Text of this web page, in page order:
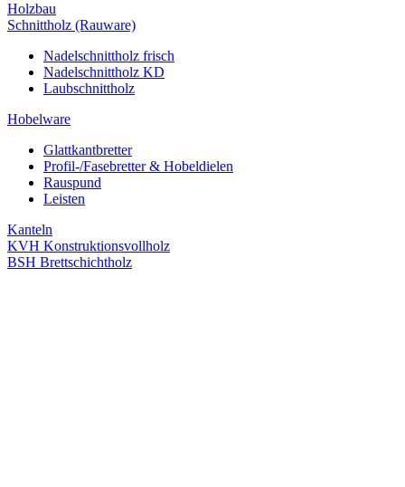
Holzbau
Schnittholz (Rauware)
Nadelschnittholz frisch
Nadelschnittholz KD
Laubschnittholz
Hobelware
Glattkantbretter
Profil-/Fasebretter & Hobeldielen
Rauspund
Leisten
Kanteln
KVH Konstruktionsvollholz
BSH Brettschichtholz